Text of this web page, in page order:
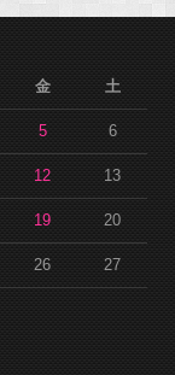
金 土
5 6
12 13
19 20
26 27